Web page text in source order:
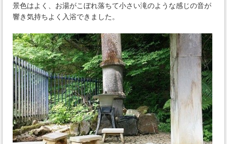
景色はよく、お湯がこぼれ落ちて小さい滝のような感じの音が
響き気持ちよく入浴できました。